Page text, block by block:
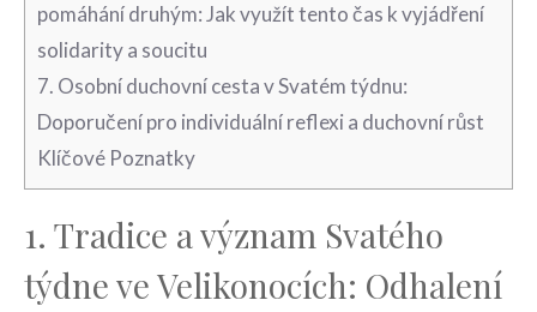
pomáhání druhým: Jak využít tento⁣ čas k vyjádření
⁣solidarity a soucitu
7. Osobní duchovní cesta⁣ v Svatém⁣ týdnu:
Doporučení pro individuální reflexi a ⁤duchovní růst
Klíčové Poznatky
1. Tradice⁢ a ‌význam Svatého
týdne ve Velikonocích: Odhalení